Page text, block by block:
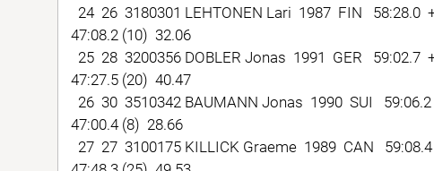
24 26 3180301 LEHTONEN Lari 1987 FIN 58:28.0
47:08.2 (10) 32.06
25 28 3200356 DOBLER Jonas 1991 GER 59:02.7
47:27.5 (20) 40.47
26 30 3510342 BAUMANN Jonas 1990 SUI 59:06.2
47:00.4 (8) 28.66
27 27 3100175 KILLICK Graeme 1989 CAN